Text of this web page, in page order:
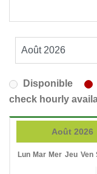
Disponible
check hourly
Août 2026
Lun Mar Mer Jeu Ven